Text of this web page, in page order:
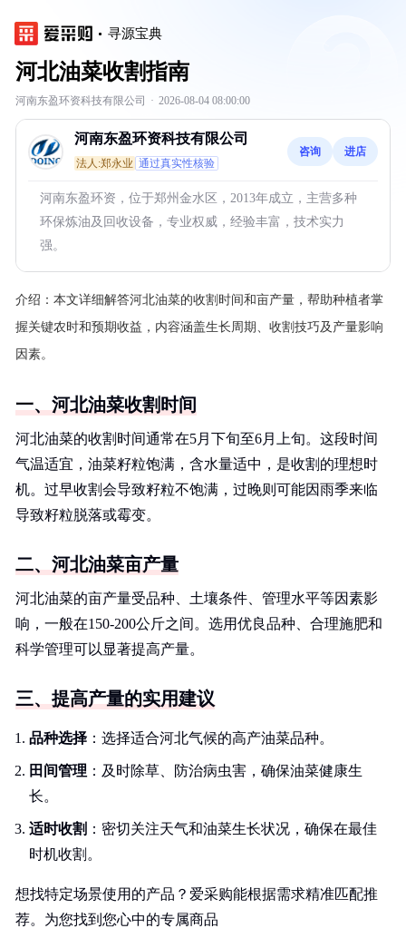
寻源宝典
河北油菜收割指南
河南东盈环资科技有限公司 · 2026-08-04 08:00:00
河南东盈环资科技有限公司
法人:郑永业 通过真实性核验
咨询 进店
河南东盈环资，位于郑州金水区，2013年成立，主营多种
环保炼油及回收设备，专业权威，经验丰富，技术实力
强。
介绍： 本文详细解答河北油菜的收割时间和亩产量，帮助种植者掌
握关键农时和预期收益，内容涵盖生长周期、收割技巧及产量影响
因素。
一、河北油菜收割时间
河北油菜的收割时间通常在5月下旬至6月上旬。这段时间
气温适宜，油菜籽粒饱满，含水量适中，是收割的理想时
机。过早收割会导致籽粒不饱满，过晚则可能因雨季来临
导致籽粒脱落或霉变。
二、河北油菜亩产量
河北油菜的亩产量受品种、土壤条件、管理水平等因素影
响，一般在150-200公斤之间。选用优良品种、合理施肥和
科学管理可以显著提高产量。
三、提高产量的实用建议
品种选择 ：选择适合河北气候的高产油菜品种。
田间管理 ：及时除草、防治病虫害，确保油菜健康生
长。
适时收割 ：密切关注天气和油菜生长状况，确保在最佳
时机收割。
想找特定场景使用的产品？爱采购能根据需求精准匹配推
荐。为您找到您心中的专属商品